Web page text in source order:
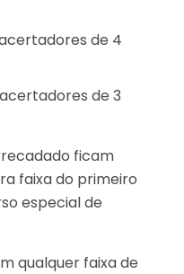
de 4
de 3
ficam
faixa do primeiro
especial de
qualquer faixa de